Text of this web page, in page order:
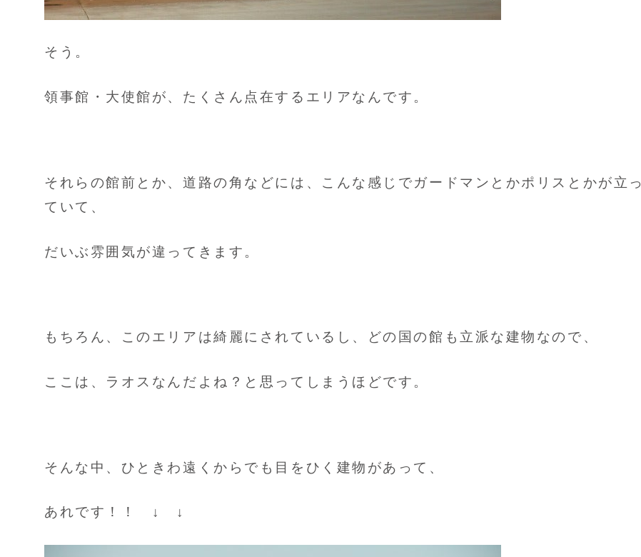
そう。
領事館・大使館が、たくさん点在するエリアなんです。
それらの館前とか、道路の角などには、こんな感じでガードマンとかポリスとかが立っ
ていて、
だいぶ雰囲気が違ってきます。
もちろん、このエリアは綺麗にされているし、どの国の館も立派な建物なので、
ここは、ラオスなんだよね？と思ってしまうほどです。
そんな中、ひときわ遠くからでも目をひく建物があって、
あれです！！ ↓ ↓